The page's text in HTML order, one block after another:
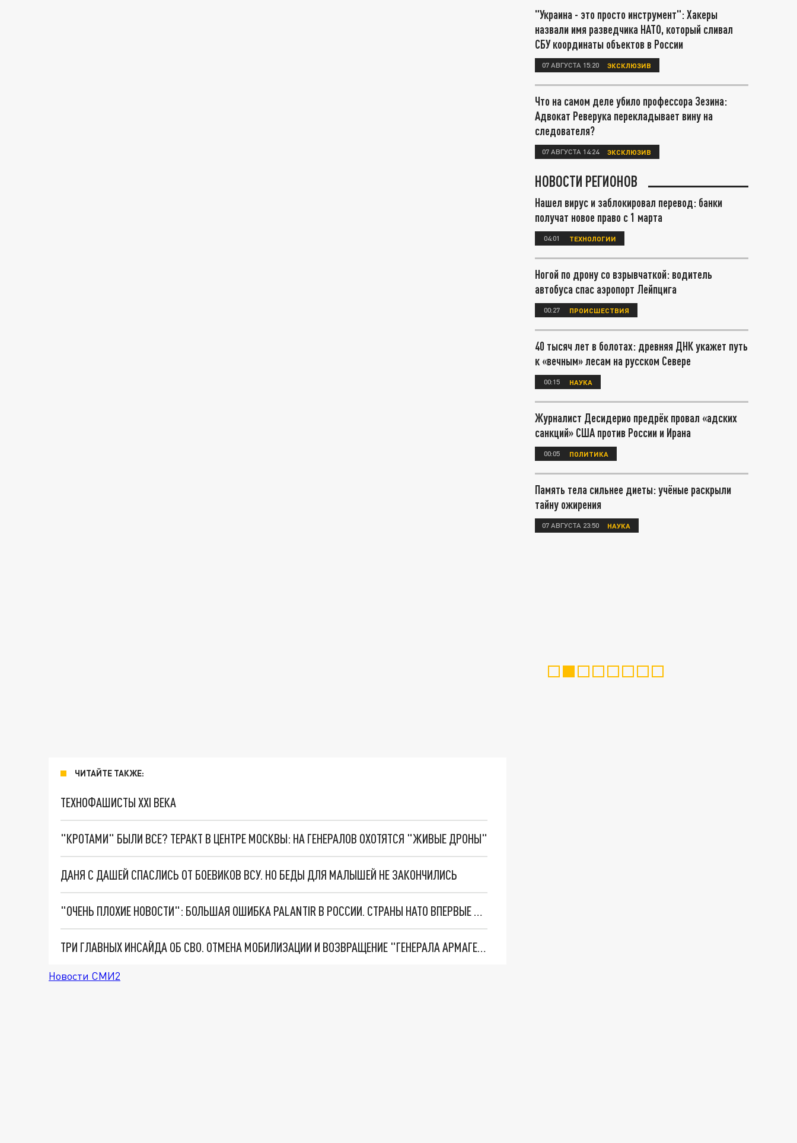
ЧИТАЙТЕ ТАКЖЕ:
ТЕХНОФАШИСТЫ XXI ВЕКА
"КРОТАМИ" БЫЛИ ВСЕ? ТЕРАКТ В ЦЕНТРЕ МОСКВЫ: НА ГЕНЕРАЛОВ ОХОТЯТСЯ "ЖИВЫЕ ДРОНЫ"
ДАНЯ С ДАШЕЙ СПАСЛИСЬ ОТ БОЕВИКОВ ВСУ. НО БЕДЫ ДЛЯ МАЛЫШЕЙ НЕ ЗАКОНЧИЛИСЬ
"ОЧЕНЬ ПЛОХИЕ НОВОСТИ": БОЛЬШАЯ ОШИБКА PALANTIR В РОССИИ. СТРАНЫ НАТО ВПЕРВЫЕ ЗА СВО ОСТАНОВИЛИ ПОСТАВКИ ОРУЖИЯ. ВСУ ТЕРЯЮТ ПРИГРАНИЧЬЕ?
ТРИ ГЛАВНЫХ ИНСАЙДА ОБ СВО. ОТМЕНА МОБИЛИЗАЦИИ И ВОЗВРАЩЕНИЕ "ГЕНЕРАЛА АРМАГЕДДОНА"? ОТЛИЧНЫЕ НОВОСТИ, КОТОРЫЕ ЖДАЛИ ВСЕ
Новости СМИ2
"Украина - это просто инструмент": Хакеры
назвали имя разведчика НАТО, который сливал
СБУ координаты объектов в России
07 АВГУСТА 15:20 ЭКСКЛЮЗИВ
Что на самом деле убило профессора Зезина:
Адвокат Реверука перекладывает вину на
следователя?
07 АВГУСТА 14:24 ЭКСКЛЮЗИВ
НОВОСТИ РЕГИОНОВ
Нашел вирус и заблокировал перевод: банки
получат новое право с 1 марта
04:01 ТЕХНОЛОГИИ
Ногой по дрону со взрывчаткой: водитель
автобуса спас аэропорт Лейпцига
00:27 ПРОИСШЕСТВИЯ
40 тысяч лет в болотах: древняя ДНК укажет путь
к «вечным» лесам на русском Севере
00:15 НАУКА
Журналист Десидерио предрёк провал «адских
санкций» США против России и Ирана
00:05 ПОЛИТИКА
Память тела сильнее диеты: учёные раскрыли
тайну ожирения
07 АВГУСТА 23:50 НАУКА